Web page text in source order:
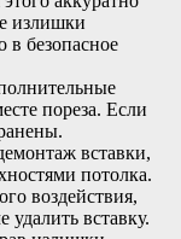
излишки
в безопасное
пореза. Если
вставки,
потолка.
воздействия,
вставку.